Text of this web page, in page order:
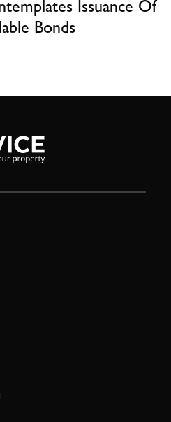
Issuance Of
Bonds